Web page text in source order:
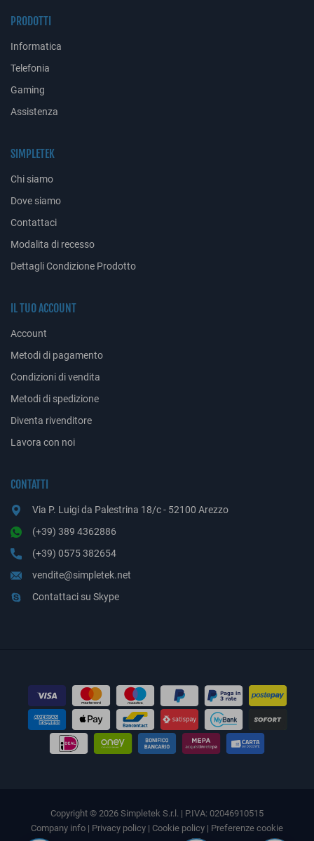
PRODOTTI
Informatica
Telefonia
Gaming
Assistenza
SIMPLETEK
Chi siamo
Dove siamo
Contattaci
Modalita di recesso
Dettagli Condizione Prodotto
IL TUO ACCOUNT
Account
Metodi di pagamento
Condizioni di vendita
Metodi di spedizione
Diventa rivenditore
Lavora con noi
CONTATTI
Via P. Luigi da Palestrina 18/c - 52100 Arezzo
(+39) 389 4362886
(+39) 0575 382654
vendite@simpletek.net
Contattaci su Skype
Copyright © 2026 Simpletek S.r.l. | P.IVA: 02046910515
Company info | Privacy policy | Cookie policy | Preferenze cookie